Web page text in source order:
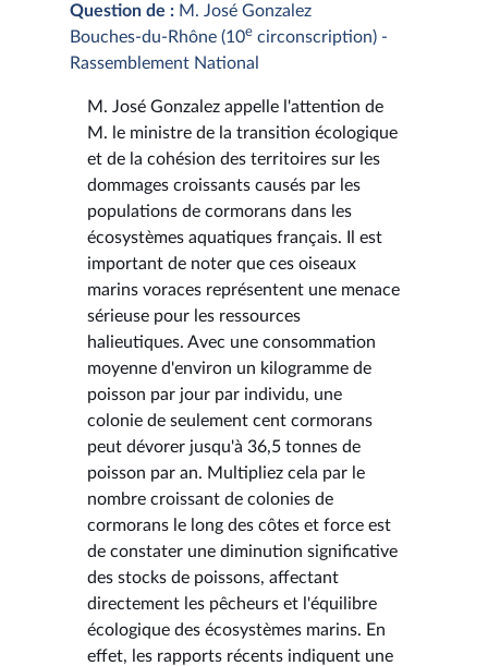
Question de : M. José Gonzalez
Bouches-du-Rhône (10e circonscription) -
Rassemblement National
M. José Gonzalez appelle l'attention de
M. le ministre de la transition écologique
et de la cohésion des territoires sur les
dommages croissants causés par les
populations de cormorans dans les
écosystèmes aquatiques français. Il est
important de noter que ces oiseaux
marins voraces représentent une menace
sérieuse pour les ressources
halieutiques. Avec une consommation
moyenne d'environ un kilogramme de
poisson par jour par individu, une
colonie de seulement cent cormorans
peut dévorer jusqu'à 36,5 tonnes de
poisson par an. Multipliez cela par le
nombre croissant de colonies de
cormorans le long des côtes et force est
de constater une diminution significative
des stocks de poissons, affectant
directement les pêcheurs et l'équilibre
écologique des écosystèmes marins. En
effet, les rapports récents indiquent une